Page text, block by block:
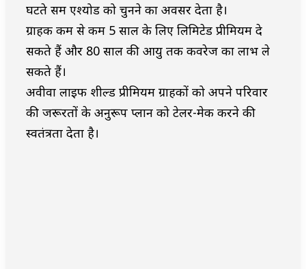
घटते सम एश्योर्ड को चुनने का अवसर देता है।
ग्राहक कम से कम 5 साल के लिए लिमिटेड प्रीमियम दे
सकते हैं और 80 साल की आयु तक कवरेज का लाभ ले
सकते हैं।
अवीवा लाईफ शील्ड प्रीमियम ग्राहकों को अपने परिवार
की जरूरतों के अनुरूप प्लान को टेलर-मेक करने की
स्वतंत्रता देता है।